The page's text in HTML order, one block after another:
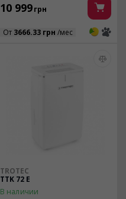
10 999грн
От 3666.33 грн /мес 3 3
TROTEC
TTK 72 E
В наличии